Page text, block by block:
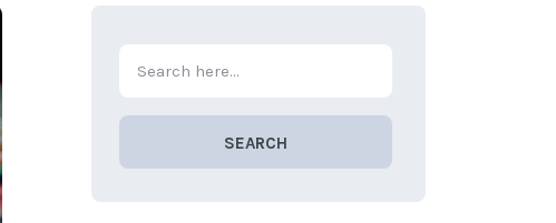
SEARCH